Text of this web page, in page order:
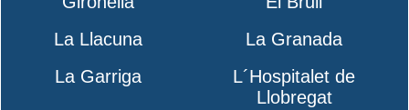
La Llacuna
La Granada
La Garriga
L´Hospitalet de
Llobregat